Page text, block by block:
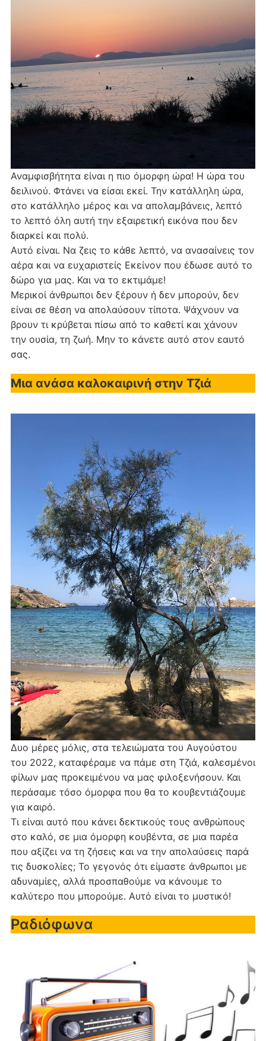
Αναμφισβήτητα είναι η πιο όμορφη ώρα! Η ώρα του
δειλινού. Φτάνει να είσαι εκεί. Την κατάλληλη ώρα,
στο κατάλληλο μέρος και να απολαμβάνεις, λεπτό
το λεπτό όλη αυτή την εξαιρετική εικόνα που δεν
διαρκεί και πολύ.
Αυτό είναι. Να ζεις το κάθε λεπτό, να ανασαίνεις τον
αέρα και να ευχαριστείς Εκείνον που έδωσε αυτό το
δώρο για μας. Και να το εκτιμάμε!
Μερικοί άνθρωποι δεν ξέρουν ή δεν μπορούν, δεν
είναι σε θέση να απολαύσουν τίποτα. Ψάχνουν να
βρουν τι κρύβεται πίσω από το καθετί και χάνουν
την ουσία, τη ζωή. Μην το κάνετε αυτό στον εαυτό
σας.
Μια ανάσα καλοκαιρινή στην Τζιά
Δυο μέρες μόλις, στα τελειώματα του Αυγούστου
του 2022, καταφέραμε να πάμε στη Τζιά, καλεσμένοι
φίλων μας προκειμένου να μας φιλοξενήσουν. Και
περάσαμε τόσο όμορφα που θα το κουβεντιάζουμε
για καιρό.
Τι είναι αυτό που κάνει δεκτικούς τους ανθρώπους
στο καλό, σε μια όμορφη κουβέντα, σε μια παρέα
που αξίζει να τη ζήσεις και να την απολαύσεις παρά
τις δυσκολίες; Το γεγονός ότι είμαστε άνθρωποι με
αδυναμίες, αλλά προσπαθούμε να κάνουμε το
καλύτερο που μπορούμε. Αυτό είναι το μυστικό!
Ραδιόφωνα